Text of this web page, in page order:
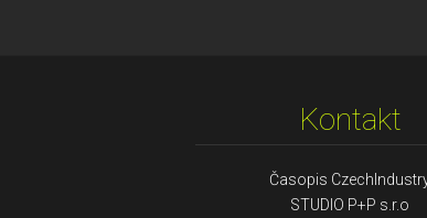
Kontakt
Časopis
STUDIO P+P s.r.o